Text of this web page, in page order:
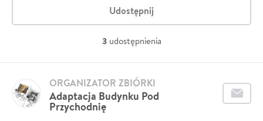
Udostępnij
3 udostępnienia
Adaptacja Budynku Pod
Przychodnię
ORGANIZATOR ZBIÓRKI